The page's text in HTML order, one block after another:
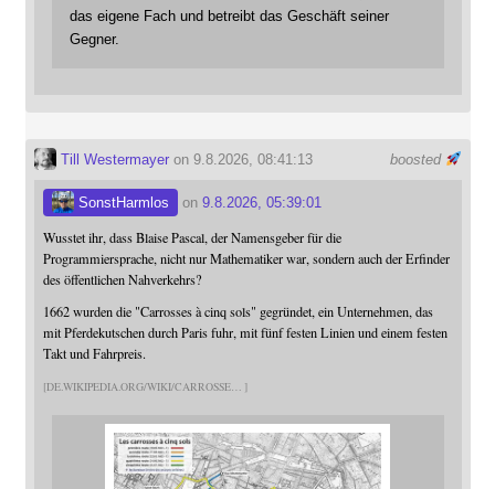
das eigene Fach und betreibt das Geschäft seiner
Gegner.
boosted
Till Westermayeron 9.8.2026, 08:41:13
SonstHarmlos on 9.8.2026, 05:39:01
Wusstet ihr, dass Blaise Pascal, der Namensgeber für die
Programmiersprache, nicht nur Mathematiker war, sondern auch der Erfinder
des öffentlichen Nahverkehrs?
1662 wurden die "Carrosses à cinq sols" gegründet, ein Unternehmen, das
mit Pferdekutschen durch Paris fuhr, mit fünf festen Linien und einem festen
Takt und Fahrpreis.
DE.WIKIPEDIA.ORG/WIKI/CARROSSE